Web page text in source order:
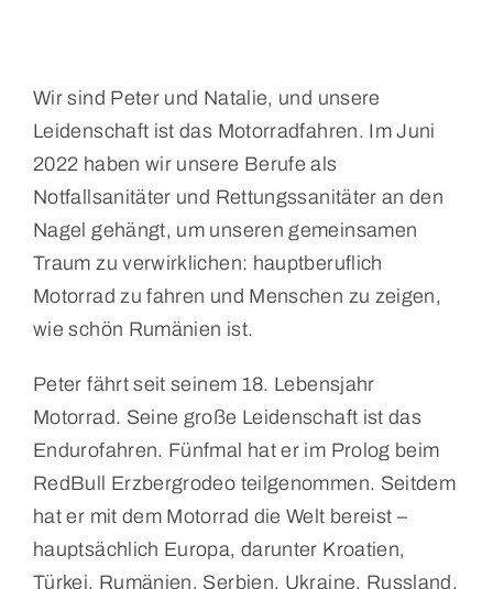
Wir sind Peter und Natalie, und unsere
Leidenschaft ist das Motorradfahren. Im Juni
2022 haben wir unsere Berufe als
Notfallsanitäter und Rettungssanitäter an den
Nagel gehängt, um unseren gemeinsamen
Traum zu verwirklichen: hauptberuflich
Motorrad zu fahren und Menschen zu zeigen,
wie schön Rumänien ist.
Peter fährt seit seinem 18. Lebensjahr
Motorrad. Seine große Leidenschaft ist das
Endurofahren. Fünfmal hat er im Prolog beim
RedBull Erzbergrodeo teilgenommen. Seitdem
hat er mit dem Motorrad die Welt bereist –
hauptsächlich Europa, darunter Kroatien,
Türkei, Rumänien, Serbien, Ukraine, Russland,